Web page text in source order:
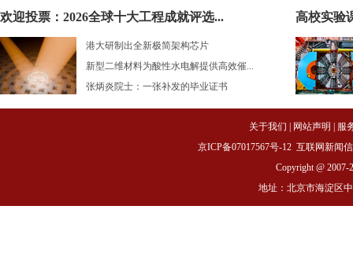
欢迎投票：2026全球十大工程成就评选...
港大研制出全新极简架构芯片
新型二维材料为酸性水电解提供高效催...
张炳炎院士：一张补发的毕业证书
高校实验
关于我们 网站声明
服
京ICP备07017567号-12 互联网新闻
Copyright @ 2007-
地址：北京市海淀区